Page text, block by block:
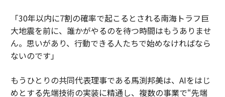
「30年以内に7割の確率で起こるとされる南海トラフ巨
大地震を前に、誰かがやるのを待つ時間はもうありませ
ん。思いがあり、行動できる人たちで始めなければなら
ないのです」
もうひとりの共同代表理事である馬渕邦美は、AIをはじ
めとする先端技術の実装に精通し、複数の事業で“先端